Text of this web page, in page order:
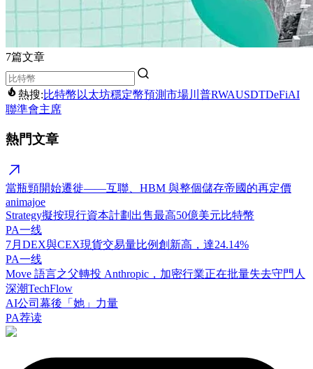
7篇文章
熱搜:比特幣 以太坊穩定幣預測市場川普RWAUSDTDeFiAI
聯準會主席
熱門文章
當瓶頸開始遷徙——互聯、HBM 與整個儲存帝國的再定價
animajoe
Strategy擬按現行資本計劃出售最高50億美元比特幣
PA一线
7月DEX與CEX現貨交易量比例創新高，達24.14%
PA一线
Move 語言之父轉投 Anthropic，加密行業正在批量失去守門人
深潮TechFlow
AI公司幕後「她」力量
PA荐读